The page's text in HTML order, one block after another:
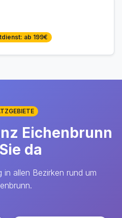
ab 199€
Eichenbrunn
da
allen Bezirken rund um